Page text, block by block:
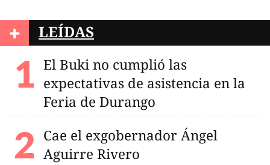
+ LEÍDAS
El Buki no cumplió las
expectativas de asistencia en la
Feria de Durango
Cae el exgobernador Ángel
Aguirre Rivero